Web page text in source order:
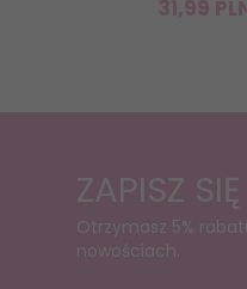
31,99
ZAPISZ
Otrzymasz 5%
nowościach.